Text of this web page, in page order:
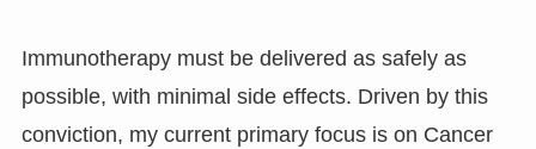
Immunotherapy must be delivered as safely as
possible, with minimal side effects. Driven by this
conviction, my current primary focus is on Cancer